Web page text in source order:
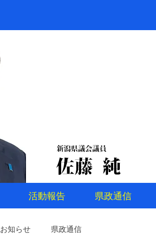
活動報告 県政通信
お知らせ 県政通信